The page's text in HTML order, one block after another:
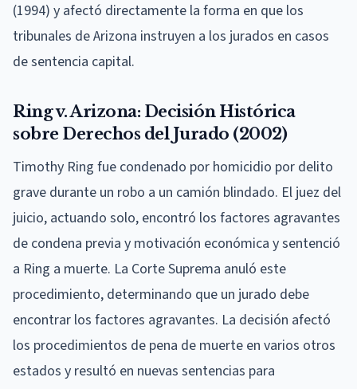
(1994) y afectó directamente la forma en que los
tribunales de Arizona instruyen a los jurados en casos
de sentencia capital.
Ring v. Arizona: Decisión Histórica
sobre Derechos del Jurado (2002)
Timothy Ring fue condenado por homicidio por delito
grave durante un robo a un camión blindado. El juez del
juicio, actuando solo, encontró los factores agravantes
de condena previa y motivación económica y sentenció
a Ring a muerte. La Corte Suprema anuló este
procedimiento, determinando que un jurado debe
encontrar los factores agravantes. La decisión afectó
los procedimientos de pena de muerte en varios otros
estados y resultó en nuevas sentencias para